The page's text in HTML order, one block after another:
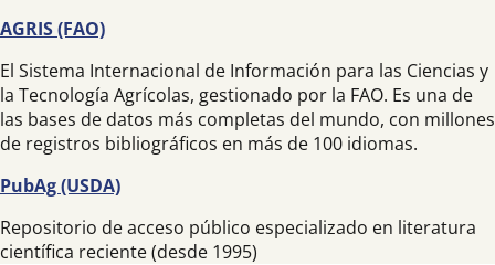
AGRIS (FAO)
El Sistema Internacional de Información para las Ciencias y
la Tecnología Agrícolas, gestionado por la FAO. Es una de
las bases de datos más completas del mundo, con millones
de registros bibliográficos en más de 100 idiomas.
PubAg (USDA)
Repositorio de acceso público especializado en literatura
científica reciente (desde 1995)